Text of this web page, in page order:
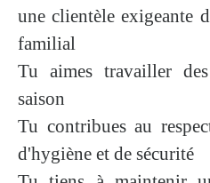
une clientèle exigeante
familial
Tu aimes travailler
saison
Tu contribues au
d'hygiène et de sécurité